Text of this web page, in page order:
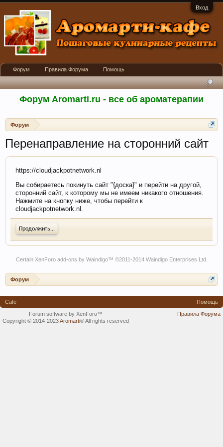
Вход
Форум Aromarti.ru - все об ароматерапии
Форум
Перенаправление на сторонний сайт
https://cloudjackpotnetwork.nl
Вы собираетесь покинуть сайт "{доска}" и перейти на другой,
сторонний сайт, к которому мы не имеем никакого отношения.
Нажмите на кнопку ниже, чтобы перейти к
cloudjackpotnetwork.nl.
Продолжить...
Certain XenForo add-ons by Waindigo™ ©2011-2014 Waindigo Enterprises Ltd.
Форум
Форум Правила Форума Помощь
Cafe
Помощь
Правила Форума
Forum software by XenForo™
Copyright © 2014-2023Aromarti®All rights reserved